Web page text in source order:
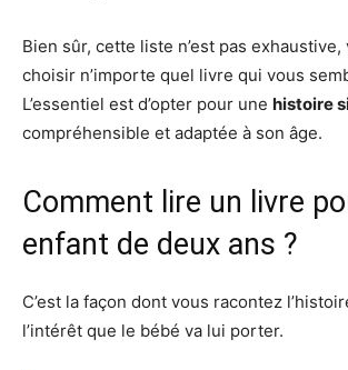
Bien sûr, cette liste n’est pas
choisir n’importe quel livre qui vous
L’essentiel est d’opter pour une histoire
compréhensible et adaptée à son âge.
Comment lire un livre
enfant de deux ans ?
C’est la façon dont vous racontez
l’intérêt que le bébé va lui porter.